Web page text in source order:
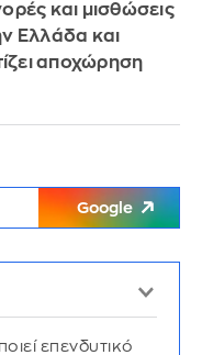
και μισθώσεις
Ελλάδα και
αποχώρηση
Google
επενδυτικό